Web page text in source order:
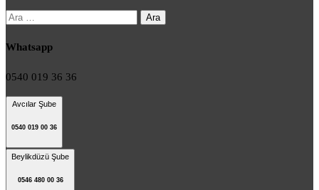
Arama:
Whatsapp
0540 019 36 36
Avcılar Şube
0540 019 00 36
Beylikdüzü Şube
0546 480 00 36